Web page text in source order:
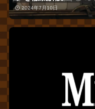
2024年7月10日